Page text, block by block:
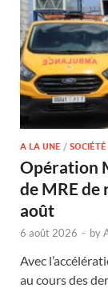
A LA UNE / SOCIÉTÉ
Opération
de MRE de
août
6 août 2026 - by
Avec
au cours des